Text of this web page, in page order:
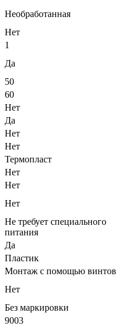
Необработанная
Нет
1
Да
50
60
Нет
Да
Нет
Нет
Термопласт
Нет
Нет
Нет
Не требует специального
питания
Да
Пластик
Монтаж с помощью винтов
Нет
Без маркировки
9003